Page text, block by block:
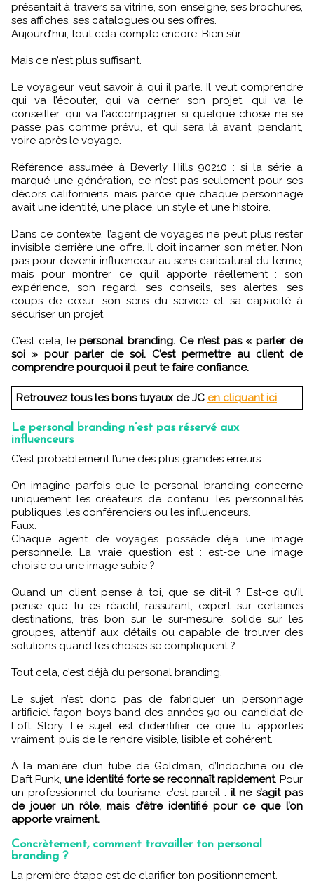
présentait à travers sa vitrine, son enseigne, ses brochures,
ses affiches, ses catalogues ou ses offres.
Aujourd’hui, tout cela compte encore. Bien sûr.
Mais ce n’est plus suffisant.
Le voyageur veut savoir à qui il parle. Il veut comprendre
qui va l’écouter, qui va cerner son projet, qui va le
conseiller, qui va l’accompagner si quelque chose ne se
passe pas comme prévu, et qui sera là avant, pendant,
voire après le voyage.
Référence assumée à Beverly Hills 90210 : si la série a
marqué une génération, ce n’est pas seulement pour ses
décors californiens, mais parce que chaque personnage
avait une identité, une place, un style et une histoire.
Dans ce contexte, l’agent de voyages ne peut plus rester
invisible derrière une offre. Il doit incarner son métier. Non
pas pour devenir influenceur au sens caricatural du terme,
mais pour montrer ce qu’il apporte réellement : son
expérience, son regard, ses conseils, ses alertes, ses
coups de cœur, son sens du service et sa capacité à
sécuriser un projet.
C’est cela, lepersonal branding. Ce n’est pas « parler de
soi » pour parler de soi. C’est permettre au client de
comprendre pourquoi il peut te faire confiance.
Retrouvez tous les bons tuyaux de JC en cliquant ici
Le personal branding n’est pas réservé aux
influenceurs
C’est probablement l’une des plus grandes erreurs.
On imagine parfois que le personal branding concerne
uniquement les créateurs de contenu, les personnalités
publiques, les conférenciers ou les influenceurs.
Faux.
Chaque agent de voyages possède déjà une image
personnelle. La vraie question est : est-ce une image
choisie ou une image subie ?
Quand un client pense à toi, que se dit-il ? Est-ce qu’il
pense que tu es réactif, rassurant, expert sur certaines
destinations, très bon sur le sur-mesure, solide sur les
groupes, attentif aux détails ou capable de trouver des
solutions quand les choses se compliquent ?
Tout cela, c’est déjà du personal branding.
Le sujet n’est donc pas de fabriquer un personnage
artificiel façon boys band des années 90 ou candidat de
Loft Story. Le sujet est d’identifier ce que tu apportes
vraiment, puis de le rendre visible, lisible et cohérent.
À la manière d’un tube de Goldman, d’Indochine ou de
Daft Punk, une identité forte se reconnaît rapidement. Pour
un professionnel du tourisme, c’est pareil : il ne s’agit pas
de jouer un rôle, mais d’être identifié pour ce que l’on
apporte vraiment.
Concrètement, comment travailler ton personal
branding ?
La première étape est de clarifier ton positionnement.